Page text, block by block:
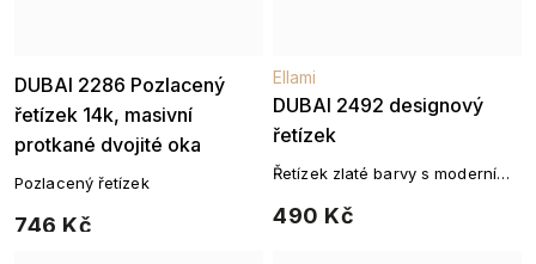
DUBAI 2286 Pozlacený
řetízek 14k, masivní
protkané dvojité oka
Ellami
746 Kč
Pozlacený řetízek
DUBAI 2492 designový
řetízek
Ellami
490 Kč
Řetízek zlaté barvy s moderními